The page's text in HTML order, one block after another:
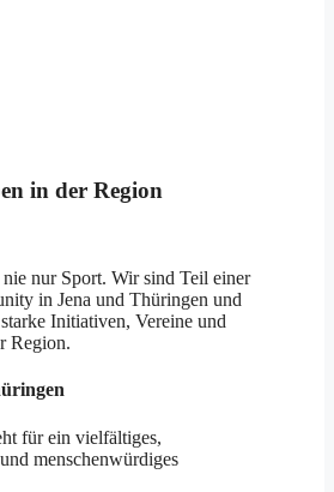
in der Region
nur Sport. Wir sind Teil einer
in Jena und Thüringen und
Initiativen, Vereine und
Region.
für ein vielfältiges,
menschenwürdiges